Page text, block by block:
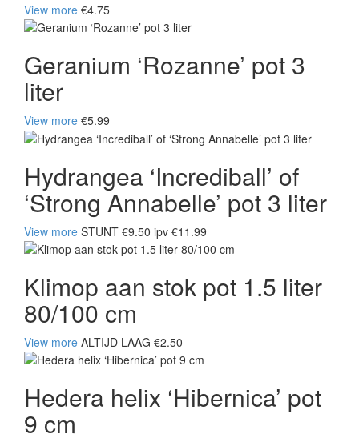
View more €4.75
Geranium ‘Rozanne’ pot 3
liter
View more €5.99
Hydrangea ‘Incrediball’ of
‘Strong Annabelle’ pot 3 liter
View more STUNT €9.50 ipv €11.99
Klimop aan stok pot 1.5 liter
80/100 cm
View more ALTIJD LAAG €2.50
Hedera helix ‘Hibernica’ pot
9 cm